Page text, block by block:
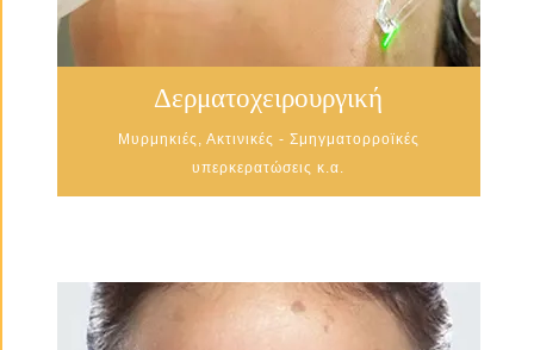
Δερματοχειρουργική
Μυρμηκιές, Ακτινικές - Σμηγματορροϊκές
υπερκερατώσεις κ.α.